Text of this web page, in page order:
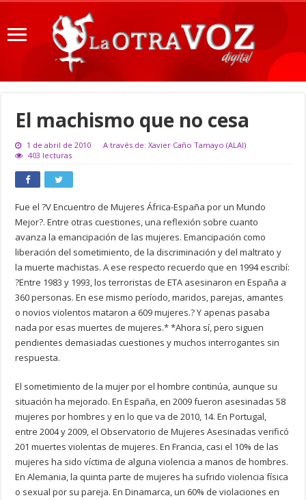
El machismo que no cesa
1 de abril de 2010
A través de: Xavier Caño Tamayo (ALAI)
403 lecturas
Fue el ?V Encuentro de Mujeres África-España por un Mundo
Mejor?. Entre otras cuestiones, una reflexión sobre cuanto
avanza la emancipación de las mujeres. Emancipación como
liberación del sometimiento, de la discriminación y del maltrato y
la muerte machistas. A ese respecto recuerdo que en 1994 escribí:
?Entre 1983 y 1993, los terroristas de ETA asesinaron en España a
360 personas. En ese mismo período, maridos, parejas, amantes
o novios violentos mataron a 609 mujeres.? Y apenas pasaba
nada por esas muertes de mujeres.* *Ahora sí, pero siguen
pendientes demasiadas cuestiones y muchos interrogantes sin
respuesta.
El sometimiento de la mujer por el hombre continúa, aunque su
situación ha mejorado. En España, en 2009 fueron asesinadas 58
mujeres por hombres y en lo que va de 2010, 14. En Portugal,
entre 2004 y 2009, el Observatorio de Mujeres Asesinadas verificó
201 muertes violentas de mujeres. En Francia, casi el 10% de las
mujeres ha sido víctima de alguna violencia a manos de hombres.
En Alemania, la quinta parte de mujeres ha sufrido violencia física
o sexual por su pareja. En Dinamarca, un 60% de violaciones en